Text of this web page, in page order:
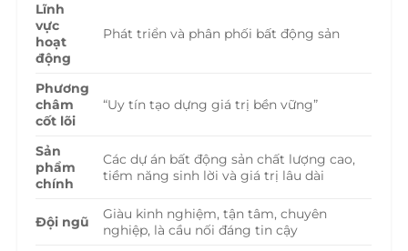
Lĩnh
vực
hoạt
động
Phát triển và phân phối bất động sản
Phương
châm
cốt lõi
“Uy tín tạo dựng giá trị bền vững”
Sản
phẩm
chính
Các dự án bất động sản chất lượng cao,
tiềm năng sinh lời và giá trị lâu dài
Đội ngũ
Giàu kinh nghiệm, tận tâm, chuyên
nghiệp, là cầu nối đáng tin cậy